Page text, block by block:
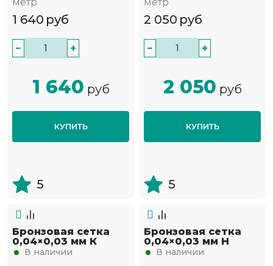
1 640 руб
− +
1 640 руб
КУПИТЬ
5
2 050 руб
− +
2 050 руб
КУПИТЬ
5
Бронзовая сетка
0,04×0,03 мм К
В наличии
Бронзовая сетка
0,04×0,03 мм Н
В наличии